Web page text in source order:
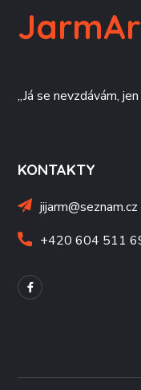
„Já se nevzdávám,
KONTAKTY
jijarm@seznam.cz
+420 604 511